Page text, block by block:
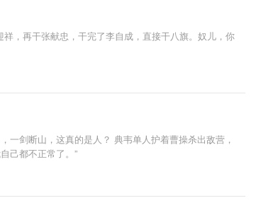
，再干张献忠，干完了李自成，直接干八旗。奴儿，你
剑断山，这真的是人？ 典韦单人护着曹操杀出敌营，
己都不正常了。”